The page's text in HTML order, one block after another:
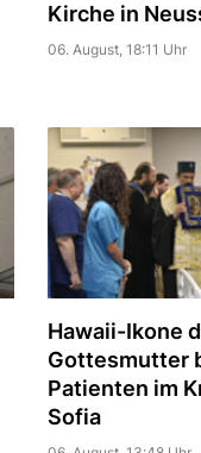
Kirche in
06. August, 18:11 Uhr
Hawaii-Ikone
Gottesmutter
Patienten im
Sofia